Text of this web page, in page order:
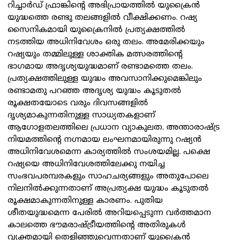
റിച്ചാര്‍ഡ് ഫ്രാങ്കിന്റെ അഭിപ്രായത്തില്‍ യുക്രൈന്‍
യുദ്ധത്തെ രണ്ടു തലങ്ങളില്‍ വീക്ഷിക്കണം. റഷ്യ
സൈനികമായി യുക്രൈനില്‍ പ്രത്യക്ഷത്തില്‍
നടത്തിയ അധിനിവേശം ഒരു തലം. അമേരിക്കയും
റഷ്യയും തമ്മിലുള്ള ശാക്തിക മത്സരത്തിന്റെ
ഭാഗമായ അദൃശ്യയുദ്ധമാണ് രണ്ടാമത്തെ തലം.
പ്രത്യക്ഷത്തിലുള്ള യുദ്ധം അവസാനിക്കുമെങ്കിലും
രണ്ടാമതു പറഞ്ഞ അദൃശ്യ യുദ്ധം കൂടുതല്‍
രൂക്ഷതയോടെ വരും ദിവസങ്ങളില്‍
ദൃശ്യമാകുന്നതിനുള്ള സാധ്യതകളാണ്
ആഗോളതലത്തിലെ പ്രധാന വ്യാകുലത. അന്താരാഷ്ട്ര
നിയമത്തിന്റെ നഗ്നമായ ലംഘനമായിരുന്നു റഷ്യന്‍
അധിനിവേശമെന്ന കാര്യത്തില്‍ സംശയമില്ല. പക്ഷെ
റഷ്യയെ അധിനിവേശത്തിലേക്കു നയിച്ച
സംഭവപരമ്പരകളും സാഹചര്യങ്ങളും അതുപോലെ
നിലനില്‍ക്കുന്നതാണ് അപ്രത്യക്ഷ യുദ്ധം കൂടുതല്‍
രൂക്ഷമാകുന്നതിനുള്ള കാരണം. പുതിയ
ശീതയുദ്ധമെന്ന പേരില്‍ അറിയപ്പെടുന്ന വര്‍ത്തമാന
കാലത്തെ ഭൗമരാഷ്ട്രീയത്തിന്റെ അതിരുകള്‍
വ്യക്തമായി തെളിഞ്ഞുവെന്നതാണ് യുക്രൈന്‍